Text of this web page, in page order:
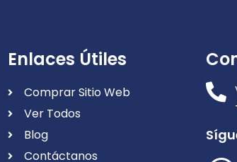
Enlaces Útiles
Comprar Sitio Web
Ver Todos
Blog
Contáctanos